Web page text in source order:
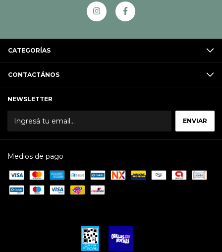
CATEGORÍAS
CONTACTÁNOS
NEWSLETTER
Medios de pago